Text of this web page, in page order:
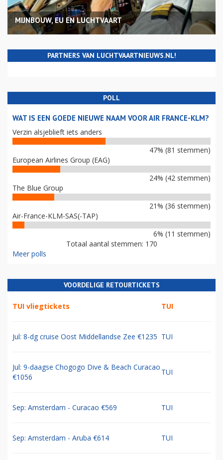
MIJNBOUW, EU EN LUCHTVAART
PARTNERS VAN LUCHTVAARTNIEUWS.NL!
POLL
WAT IS EEN GOEDE NIEUWE NAAM VOOR AIR FRANCE-KLM?
Verzin alsjeblieft iets anders
47% (81 stemmen)
European Airlines Group (EAG)
24% (42 stemmen)
The Blue Group
21% (36 stemmen)
Air-France-KLM-SAS(-TAP)
6% (11 stemmen)
Totaal aantal stemmen: 170
Meer polls
VOORDELIGE RETOURTICKETS
TUI vliegtickets TUI
Jul: 8-dg cruise Oost Middellandse Zee €1235 TUI
Jul: 9-daagse Chogogo Dive & Beach Curacao
€1056
TUI
Sep: Amsterdam - Curacao €569 TUI
Sep: Amsterdam - Aruba €614 TUI